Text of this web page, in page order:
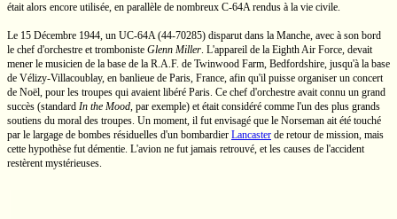
était alors encore utilisée, en parallèle de nombreux C-64Arendus à la vie civile.
Le 15 Décembre 1944, un UC-64A (44-70285) disparut dans la Manche, avec à son bord
le chef d'orchestre et tromboniste Glenn Miller. L'appareil de la Eighth Air Force, devait
mener le musicien de la base de la R.A.F. de Twinwood Farm, Bedfordshire, jusqu'à la base
de Vélizy-Villacoublay, en banlieue de Paris, France, afin qu'il puisse organiser un concert
de Noël, pour les troupes qui avaient libéré Paris. Ce chef d'orchestre avait connu un grand
succès (standard In the Mood, par exemple) et était considéré comme l'un des plus grands
soutiens du moral des troupes. Un moment, il fut envisagé que le Norseman ait été touché
par le largage de bombes résiduelles d'un bombardier Lancaster de retour de mission, mais
cette hypothèse fut démentie. L'avion ne fut jamais retrouvé, et les causes de l'accident
restèrent mystérieuses.